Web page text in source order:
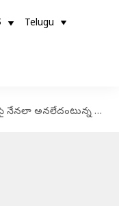
Telugu
హన్సిక; ఏది పడితే అది రాయొద్దంటూ సీరియస్